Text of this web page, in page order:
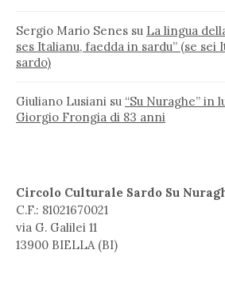
Sergio Mario Senes su La lingua
ses Italianu, faedda in sardu” (se sei
sardo)
Giuliano Lusiani su “Su Nuraghe”
Giorgio Frongia di 83 anni
Circolo Culturale Sardo Su
C.F.: 81021670021
via G. Galilei 11
13900 BIELLA (BI)